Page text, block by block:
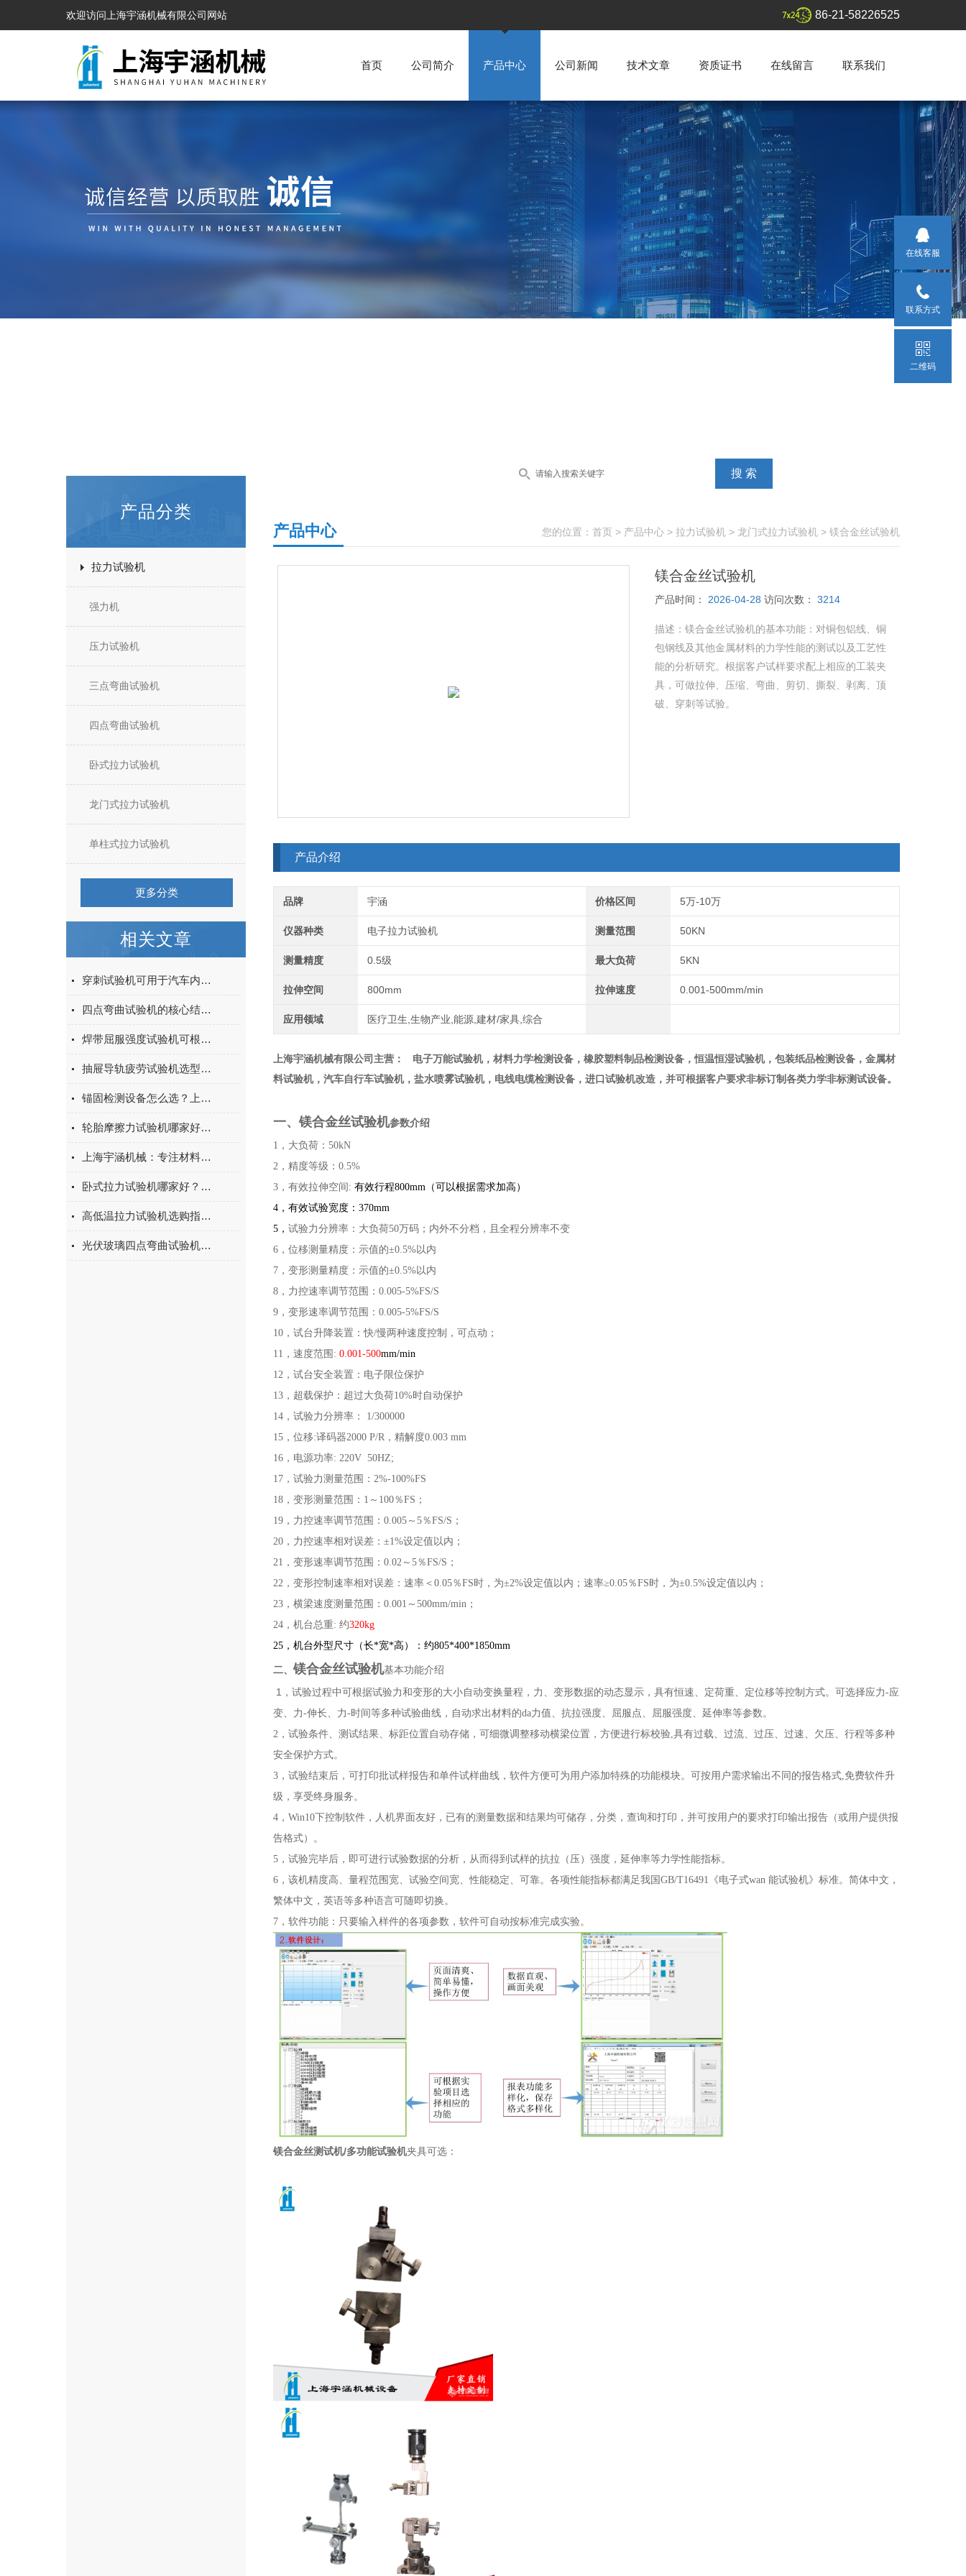
欢迎访问上海宇涵机械有限公司网站 86-21-58226525
首页 公司简介 产品中心 公司新闻 技术文章 资质证书 在线留言 联系我们
产品分类
拉力试验机
强力机
压力试验机
三点弯曲试验机
四点弯曲试验机
卧式拉力试验机
龙门式拉力试验机
单柱式拉力试验机
更多分类
相关文章
穿刺试验机可用于汽车内饰表皮、防撞缓冲材料得性能测试
四点弯曲试验机的核心结构与工作原理特点
焊带屈服强度试验机可根据不同标准和试验需求调整试验条件
抽屉导轨疲劳试验机选型指南：如何量化评估家具五金的耐用性
锚固检测设备怎么选？上海宇涵膨胀螺丝拉拔试验机品牌评测
轮胎摩擦力试验机哪家好？上海宇涵试验机综合评测
上海宇涵机械：专注材料力学检测，电池片拉力试验机助力光伏品质管控
卧式拉力试验机哪家好？2026年国产实力厂家实测推荐
高低温拉力试验机选购指南：聚焦上海宇涵的技术实力与可靠方案
光伏玻璃四点弯曲试验机的重要性
您的位置： 首页 > 产品中心 > 拉力试验机 > 龙门式拉力试验机 > 镁合金丝试验机
产品中心
镁合金丝试验机
产品时间： 2026-04-28 访问次数： 3214
描述： 镁合金丝试验机的基本功能：对铜包铝线、铜
包钢线及其他金属材料的力学性能的测试以及工艺性
能的分析研究。根据客户试样要求配上相应的工装夹
具，可做拉伸、压缩、弯曲、剪切、撕裂、剥离、顶
破、穿刺等试验。
产品介绍
品牌 宇涵 价格区间 5万-10万
仪器种类 电子拉力试验机 测量范围 50KN
测量精度 0.5级 最大负荷 5KN
拉伸空间 800mm 拉伸速度 0.001-500mm/min
应用领域 医疗卫生,生物产业,能源,建材/家具,综合
上海宇涵机械有限公司主营： 电子万能试验机，材料力学检测设备，橡胶塑料制品检测设备，恒温恒湿试验机，包装纸品检测设备，金属材
料试验机，汽车自行车试验机，盐水喷雾试验机，电线电缆检测设备，进口试验机改造，并可根据客户要求非标订制各类力学非标测试设备。
一、 镁合金丝试验机参数介绍
1，大负荷：50kN
2，精度等级：0.5%
3，有效拉伸空间: 有效行程800mm（可以根据需求加高）
4 ，有效试验宽度：370mm
5 ， 试验力分辨率：大负荷50万码；内外不分档，且全程分辨率不变
6，位移测量精度：示值的±0.5%以内
7，变形测量精度：示值的±0.5%以内
8，力控速率调节范围：0.005-5%FS/S
9，变形速率调节范围：0.005-5%FS/S
10，试台升降装置：快/慢两种速度控制，可点动；
11，速度范围: 0.001-500mm/min
12，试台安全装置：电子限位保护
13，超载保护：超过大负荷10%时自动保护
14，试验力分辨率： 1/300000
15，位移:译码器2000 P/R，精解度0.003 mm
16，电源功率: 220V 50HZ;
17，试验力测量范围：2%-100%FS
18，变形测量范围：1～100％FS；
19，力控速率调节范围：0.005～5％FS/S；
20，力控速率相对误差：±1%设定值以内；
21，变形速率调节范围：0.02～5％FS/S；
22，变形控制速率相对误差：速率＜0.05％FS时，为±2%设定值以内；速率≥0.05％FS时，为±0.5%设定值以内；
23，横梁速度测量范围：0.001～500mm/min；
24，机台总重: 约320kg
25 ，机台外型尺寸（长*宽*高）：约805*400*1850mm
二、 镁合金丝试验机基本功能介绍
1， 试验过程中可根据试验力和变形的大小自动变换量程，力、变形数据的动态显示，具有恒速、定荷重、定位移等控制方式。可选择应力-应
变、力-伸长、力-时间等多种试验曲线，自动求出材料的da力值、抗拉强度、屈服点、屈服强度、延伸率等参数。
2，试验条件、测试结果、标距位置自动存储，可细微调整移动横梁位置，方便进行标校验,具有过载、过流、过压、过速、欠压、行程等多种
安全保护方式。
3，试验结束后，可打印批试样报告和单件试样曲线，软件方便可为用户添加特殊的功能模块。可按用户需求输出不同的报告格式,免费软件升
级，享受终身服务。
4，Win10下控制软件，人机界面友好，已有的测量数据和结果均可储存，分类，查询和打印，并可按用户的要求打印输出报告（或用户提供报
告格式）。
5，试验完毕后，即可进行试验数据的分析，从而得到试样的抗拉（压）强度，延伸率等力学性能指标。
6，该机精度高、量程范围宽、试验空间宽、性能稳定、可靠。各项性能指标都满足我国GB/T16491《电子式wan 能试验机》标准。简体中文，
繁体中文，英语等多种语言可随即切换。
7，软件功能：只要输入样件的各项参数，软件可自动按标准完成实验。
镁合金丝测试机/多功能试验机夹具可选：
在线客服
联系方式
二维码